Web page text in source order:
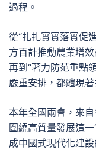
過程。
從“扎扎實實落實促
方百計推動農業增
再到“著力防范重點
嚴重安排，都體現
本年全國兩會，來
圍繞高質量發展這
成中國式現代化建